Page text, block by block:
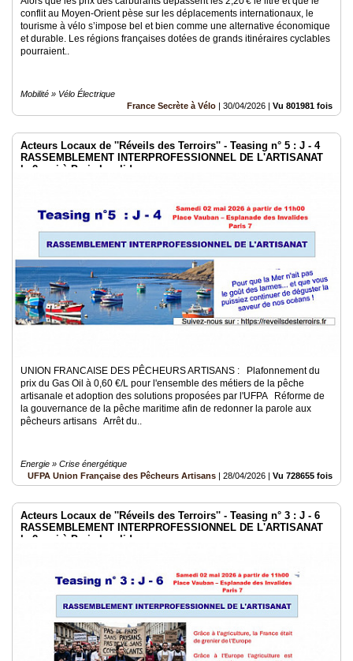
conflit au Moyen-Orient pèse sur les déplacements internationaux, le
tourisme à vélo s’impose bel et bien comme une alternative économique
et durable. Les régions françaises dotées de grands itinéraires cyclables
pourraient..
Mobilité » Vélo Électrique
France Secrète à Vélo | 30/04/2026 | Vu 801981 fois
Acteurs Locaux de ''Réveils des Terroirs'' - Teasing n° 5 : J - 4
RASSEMBLEMENT INTERPROFESSIONNEL DE L'ARTISANAT
le 2 mai à Paris Invalides
UNION FRANCAISE DES PÊCHEURS ARTISANS : Plafonnement du
prix du Gas Oil à 0,60 €/L pour l'ensemble des métiers de la pêche
artisanale et adoption des solutions proposées par l'UFPA Réforme de
la gouvernance de la pêche maritime afin de redonner la parole aux
pêcheurs artisans Arrêt du..
Energie » Crise énergétique
UFPA Union Française des Pêcheurs Artisans | 28/04/2026 | Vu 728655 fois
Acteurs Locaux de ''Réveils des Terroirs'' - Teasing n° 3 : J - 6
RASSEMBLEMENT INTERPROFESSIONNEL DE L'ARTISANAT
le 2 mai à Paris Invalides